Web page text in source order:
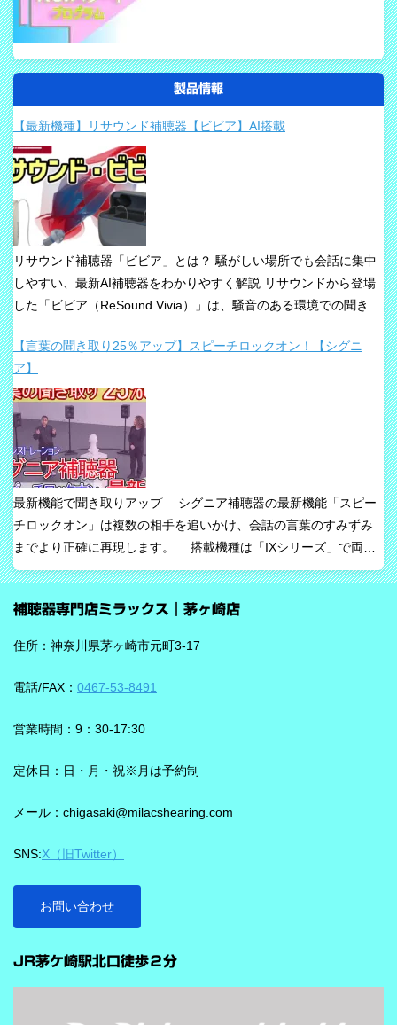
製品情報
【最新機種】リサウンド補聴器【ビビア】AI搭載
リサウンド補聴器「ビビア」とは？ 騒がしい場所でも会話に集中
しやすい、最新AI補聴器をわかりやすく解説 リサウンドから登場
した「ビビア（ReSound Vivia）」は、騒音のある環境での聞き取
「騒音下でも鮮やかな聞き取り」、「世界最小AI補聴器」、
「Auracast標準搭載」が主な特長です。 ビビアが目指している
のは、単純な増幅だけではありません。 周囲の音の中から、聞き
たい声に意識を向けやすくすること、そして自然な聞こえ方をで
きるだけ保ちながら会話を楽にすることが、このシリーズの重要
な考え方です。 ビビアの中核は【IA】という考え方 ビビアで
は、リサウンドがIntelligence Augmented（インテリジェンス・オ
ーグメンテッド）と呼ぶ考え方を採用しています。 これは、AIが
すべてを一方的に処理するのではなく、人の脳が本来持っている
音を選び取る力を支えるという発想で、脳の自然な処理を助ける
ためのAIとしています。 騒がしい場所では、相手の声だけでな
音が同時に耳に入ってきます。 ビビアは、そうした場面で必要な
ことばと不要な雑音のコントラストをつくる方向で働くことが特
やすくする設計と考えると理解しやすいです。 DNNチップで、騒
Neural Network）チップが搭載されています。 このDNNチップは
を支える役割を担うと説明されています。 さらに、このチップが
作し、1日あたり4.9兆回の演算を行うとされています。 「インテ
ビビアの注目機能の一つが「インテリジェンス フォーカス」で
ストをつけることで、より聞き取りを助ける会話学習を利用した
雑音抑制機能です。※9クラスのみ搭載 重要なのは、この機能
が“周囲の音を全部
【言葉の聞き取り25％アップ】スピーチロックオン！【シグニ
ア】
最新機能で聞き取りアップ シグニア補聴器の最新機能「スピー
チロックオン」は複数の相手を追いかけ、会話の言葉のすみずみ
までより正確に再現します。 搭載機種は「IXシリーズ」で両耳
装用時に働きます。片耳装用の場合は、ワードロックオン機能で
し、7クラスならデータを192,000個収集するから、騒音下での言
ズ」ならより聞き取りやすくしてくれます。 デモ動画で確認 🔽ス
もロックオン機能を使えば、言葉の聞き取りが25％アップ！
補聴器専門店ミラックス｜茅ヶ崎店
住所：神奈川県茅ヶ崎市元町3-17
電話/FAX： 0467-53-8491
営業時間：9：30-17:30
定休日：日・月・祝※月は予約制
メール：chigasaki@milacshearing.com
SNS:X（旧Twitter）
お問い合わせ
JR茅ケ崎駅北口徒歩２分